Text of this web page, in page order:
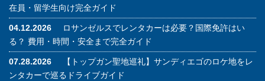
在員・留学生向け完全ガイド
04.12.2026
ロサンゼルスでレンタカーは必要？国際免許はい
る？ 費用・時間・安全まで完全ガイド
07.28.2026
【トップガン聖地巡礼】サンディエゴのロケ地をレ
ンタカーで巡るドライブガイド